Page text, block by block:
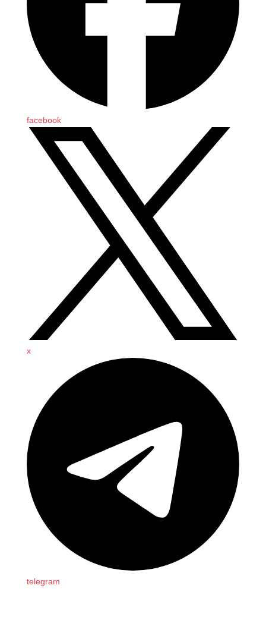
facebook
x
telegram